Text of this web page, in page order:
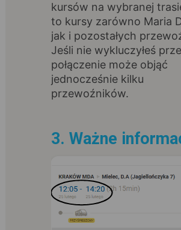
kursów na wybranej
to kursy zarówno Maria
jak i pozostałych
Jeśli nie wykluczyłeś
połączenie może objąć
jednocześnie kilku
przewoźników.
3. Ważne